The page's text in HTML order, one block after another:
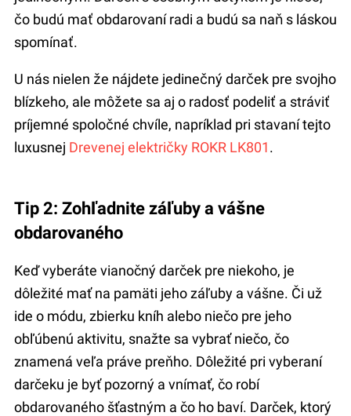
čo budú mať obdarovaní radi a budú sa naň s láskou
spomínať.
U nás nielen že nájdete jedinečný darček pre svojho
blízkeho, ale môžete sa aj o radosť podeliť a stráviť
príjemné spoločné chvíle, napríklad pri stavaní tejto
luxusnej Drevenej električky ROKR LK801.
Tip 2: Zohľadnite záľuby a vášne
obdarovaného
Keď vyberáte vianočný darček pre niekoho, je
dôležité mať na pamäti jeho záľuby a vášne. Či už
ide o módu, zbierku kníh alebo niečo pre jeho
obľúbenú aktivitu, snažte sa vybrať niečo, čo
znamená veľa práve preňho. Dôležité pri vyberaní
darčeku je byť pozorný a vnímať, čo robí
obdarovaného šťastným a čo ho baví. Darček, ktorý